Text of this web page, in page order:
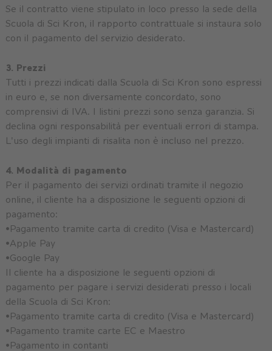
Se il contratto viene stipulato in loco presso la sede della
Scuola di Sci Kron, il rapporto contrattuale si instaura solo
con il pagamento del servizio desiderato.
3. Prezzi
Tutti i prezzi indicati dalla Scuola di Sci Kron sono espressi
in euro e, se non diversamente concordato, sono
comprensivi di IVA. I listini prezzi sono senza garanzia. Si
declina ogni responsabilità per eventuali errori di stampa.
L'uso degli impianti di risalita non è incluso nel prezzo.
4. Modalità di pagamento
Per il pagamento dei servizi ordinati tramite il negozio
online, il cliente ha a disposizione le seguenti opzioni di
pagamento:
•Pagamento tramite carta di credito (Visa e Mastercard)
•Apple Pay
•Google Pay
Il cliente ha a disposizione le seguenti opzioni di
pagamento per pagare i servizi desiderati presso i locali
della Scuola di Sci Kron:
•Pagamento tramite carta di credito (Visa e Mastercard)
•Pagamento tramite carte EC e Maestro
•Pagamento in contanti